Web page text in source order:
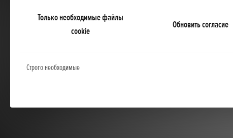
Только необходимые файлы
cookie
Обновить согласие
Строго необходимые